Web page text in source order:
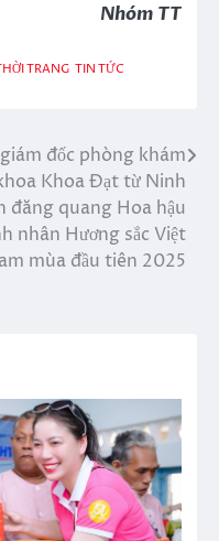
Nhóm TT
TRANG TIN TỨC
đốc phòng khám
Khoa Đạt từ Ninh
đăng quang Hoa hậu
nhân Hương sắc Việt
mùa đầu tiên 2025